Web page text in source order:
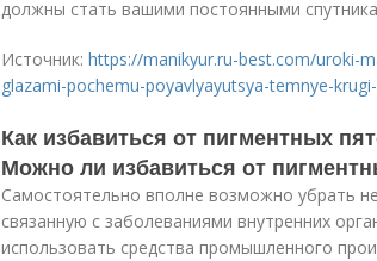
должны стать вашими постоянными
Источник: https://manikyur.ru-best.com/uroki-
glazami-pochemu-poyavlyayutsya-temnye-
Как избавиться от пигментных
Можно ли избавиться от
Самостоятельно вполне возможно убрать
связанную с заболеваниями внутренних
использовать средства промышленного